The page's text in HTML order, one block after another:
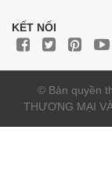
KẾT NỐI
© Bản quyền
THƯƠNG MẠI